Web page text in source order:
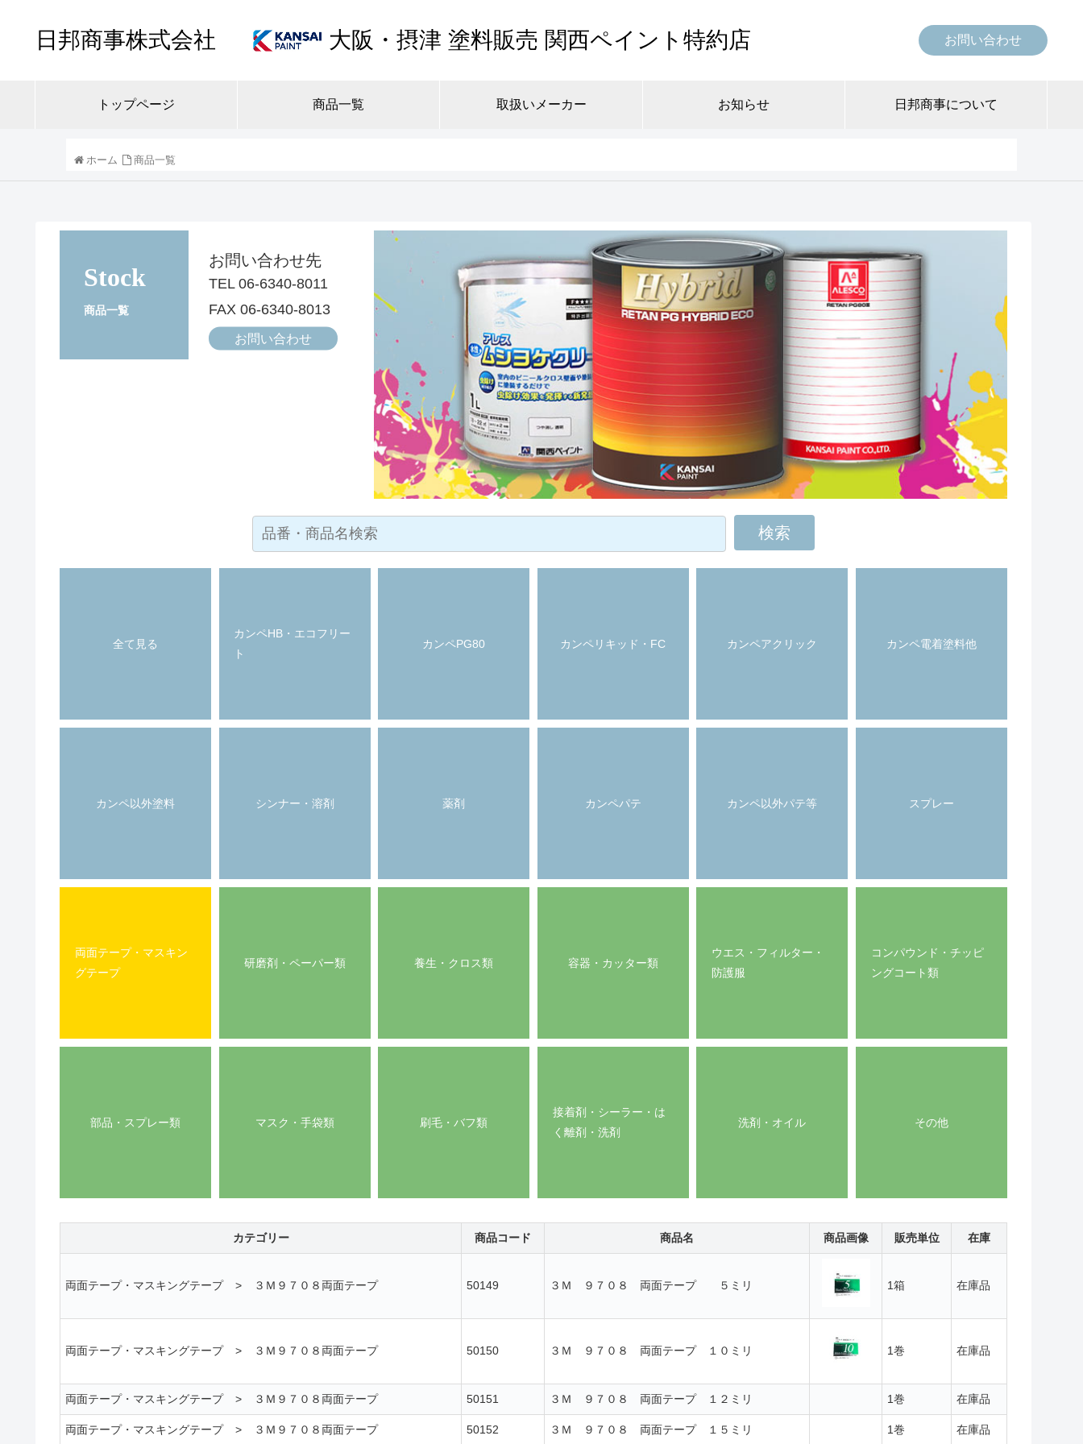
日邦商事株式会社 大阪・摂津 塗料販売 関西ペイント特約店 お問い合わせ
トップページ 商品一覧 取扱いメーカー お知らせ 日邦商事について
ホーム 商品一覧
Stock
商品一覧
お問い合わせ先
TEL 06-6340-8011
FAX 06-6340-8013
お問い合わせ
全て見る
カンペHB・エコフリー
ト
カンペPG80 カンペリキッド・FC カンペアクリック カンペ電着塗料他
カンペ以外塗料 シンナー・溶剤 薬剤 カンペパテ カンペ以外パテ等 スプレー
両面テープ・マスキン
グテープ
研磨剤・ペーパー類 養生・クロス類 容器・カッター類
ウエス・フィルター・
防護服
コンパウンド・チッピ
ングコート類
部品・スプレー類 マスク・手袋類 刷毛・バフ類
接着剤・シーラー・は
く離剤・洗剤
洗剤・オイル その他
カテゴリー 商品コード 商品名 商品画像 販売単位 在庫
両面テープ・マスキングテープ > ３Ｍ９７０８両面テープ 50149 ３Ｍ ９７０８ 両面テープ ５ミリ 1箱 在庫品
両面テープ・マスキングテープ > ３Ｍ９７０８両面テープ 50150 ３Ｍ ９７０８ 両面テープ １０ミリ 1巻 在庫品
両面テープ・マスキングテープ > ３Ｍ９７０８両面テープ 50151 ３Ｍ ９７０８ 両面テープ １２ミリ 1巻 在庫品
両面テープ・マスキングテープ > ３Ｍ９７０８両面テープ 50152 ３Ｍ ９７０８ 両面テープ １５ミリ 1巻 在庫品